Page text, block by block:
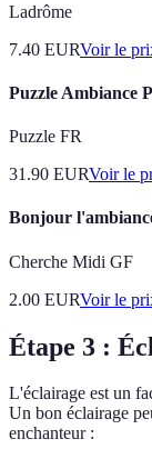
Ladrôme
7.40 EURVoir le
Puzzle Ambiance
Puzzle FR
31.90 EURVoir le
Bonjour
Cherche Midi GF
2.00 EURVoir le
Étape 3 :
L'éclairage est un
Un bon éclairage
enchanteur :